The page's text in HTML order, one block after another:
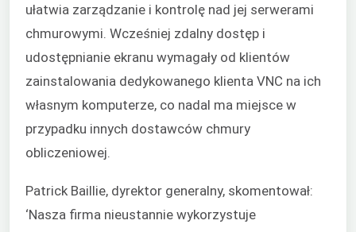
ułatwia zarządzanie i kontrolę nad jej serwerami
chmurowymi. Wcześniej zdalny dostęp i
udostępnianie ekranu wymagały od klientów
zainstalowania dedykowanego klienta VNC na ich
własnym komputerze, co nadal ma miejsce w
przypadku innych dostawców chmury
obliczeniowej.
Patrick Baillie, dyrektor generalny, skomentował:
‘Nasza firma nieustannie wykorzystuje